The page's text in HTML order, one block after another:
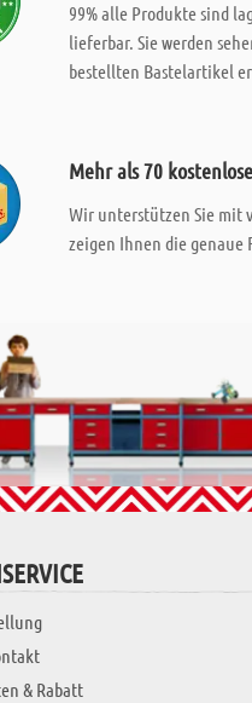
99% alle Produkte sind
lieferbar. Sie werden
bestellten Bastelartikel
Mehr als 70
Wir unterstützen Sie mit
zeigen Ihnen die genaue
& Rabatt